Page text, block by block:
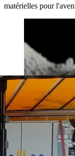
matérielles pour